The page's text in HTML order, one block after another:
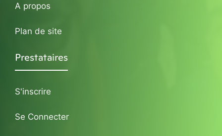
A propos
Plan de site
Prestataires
S'inscrire
Se Connecter